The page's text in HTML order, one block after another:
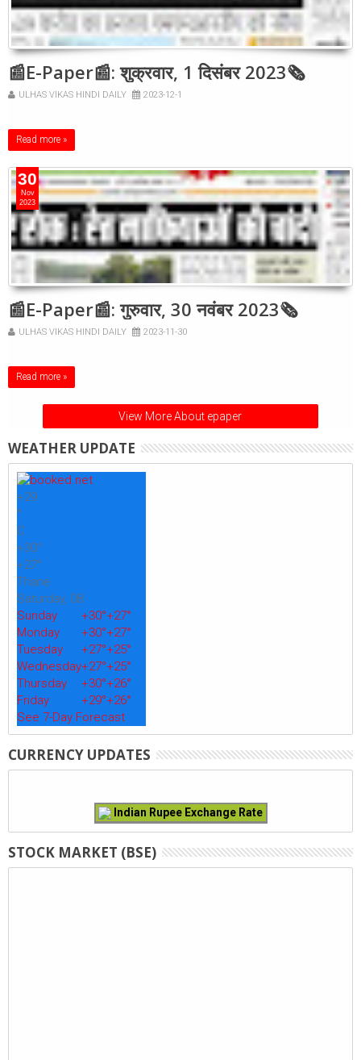
📰E-Paper📰: शुक्रवार, 1 दिसंबर 2023🗞
ULHAS VIKAS HINDI DAILY 2023-12-1
Read more »
30
Nov
2023
📰E-Paper📰: गुरुवार, 30 नवंबर 2023🗞
ULHAS VIKAS HINDI DAILY 2023-11-30
Read more »
View More About epaper
WEATHER UPDATE
+29
°
C
+30°
+27°
Thane
Saturday, 08
Sunday
+30°+27°
Monday
+30°+27°
Tuesday
+27°+25°
Wednesday+27°+25°
Thursday
+30°+26°
Friday
+29°+26°
See 7-Day Forecast
CURRENCY UPDATES
Indian Rupee Exchange Rate
STOCK MARKET (BSE)